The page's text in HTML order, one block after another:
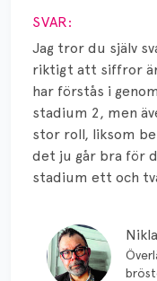
SVAR:
Jag tror du själv
riktigt att siffror
har förstås i
stadium 2, men
stor roll, liksom
det ju går bra för
stadium ett och
Risker
Spridd bröstcancer
Strålning
Vätska